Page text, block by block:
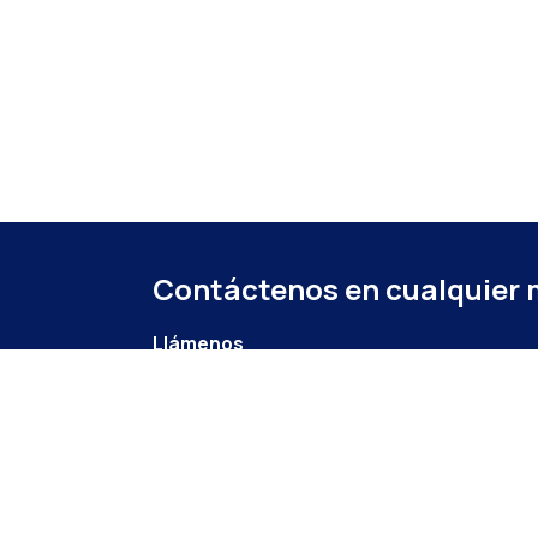
Contáctenos en cualquier
Llámenos